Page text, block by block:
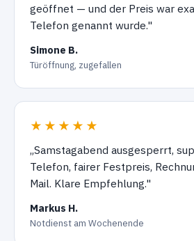
geöffnet — und der Preis war
Telefon genannt wurde."
Simone B.
Türöffnung, zugefallen
★★★★★
„Samstagabend ausgesperrt,
Telefon, fairer Festpreis,
Mail. Klare Empfehlung."
Markus H.
Notdienst am Wochenende